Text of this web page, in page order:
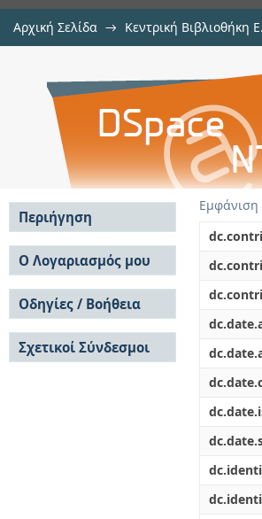
Αρχική Σελίδα → Κεντρική Βιβλιοθήκη
Ανάλυση
πλοία
Εμφάνιση
Περιήγηση
Σε όλο το DSpace
Κοινότητες & Συλλογές
Ανά Ημερομηνία
Έκδοσης
Συγγραφείς
Τίτλοι
Θέματα
Ο Λογαριασμός μου
Σύνδεση
Εγγραφή
Οδηγίες / Βοήθεια
Οδηγίες Υποβολής
Οδηγίες Χρήσης ΙΑ
Συχνές Ερωτήσεις
Σχετικοί Σύνδεσμοι